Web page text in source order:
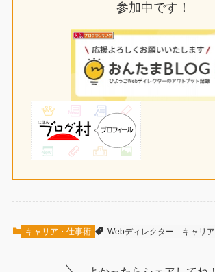
参加中です！
キャリア・仕事術 Webディレクター キャリア